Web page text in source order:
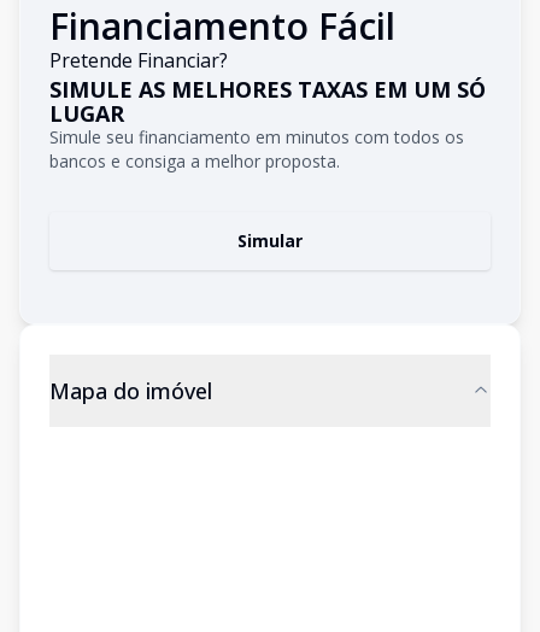
Financiamento Fácil
Pretende Financiar?
SIMULE AS MELHORES TAXAS EM UM SÓ
LUGAR
Simule seu financiamento em minutos com todos os
bancos e consiga a melhor proposta.
Simular
Mapa do imóvel